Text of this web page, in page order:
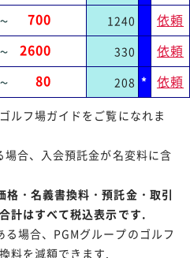
～ 700 1240 依頼
～ 2600 330 依頼
～ 80 208 * 依頼
ルフ場ガイドをご覧になれま
場合、入会預託金が名変料に含
格・名義書換料・預託金・取引
計はすべて税込表示です.
る場合、PGMグループのゴルフ
料を減額できます.